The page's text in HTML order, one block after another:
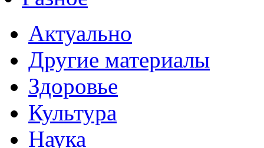
Актуально
Другие материалы
Здоровье
Культура
Наука